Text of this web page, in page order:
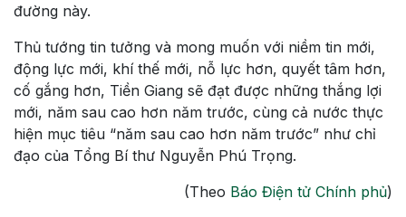
đường này.
Thủ tướng tin tưởng và mong muốn với niềm tin mới,
động lực mới, khí thế mới, nỗ lực hơn, quyết tâm hơn,
cố gắng hơn, Tiền Giang sẽ đạt được những thắng lợi
mới, năm sau cao hơn năm trước, cùng cả nước thực
hiện mục tiêu “năm sau cao hơn năm trước” như chỉ
đạo của Tổng Bí thư Nguyễn Phú Trọng.
(Theo Báo Điện tử Chính phủ)